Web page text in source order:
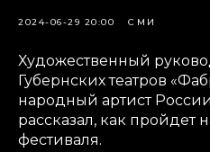
2024-06-29 20:00 СМИ
Художественный
Губернских театров
народный артист
рассказал, как пройдет
фестиваля.